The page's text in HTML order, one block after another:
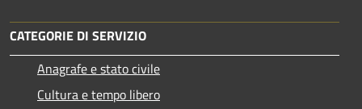
CATEGORIE DI SERVIZIO
Anagrafe e stato civile
Cultura e tempo libero